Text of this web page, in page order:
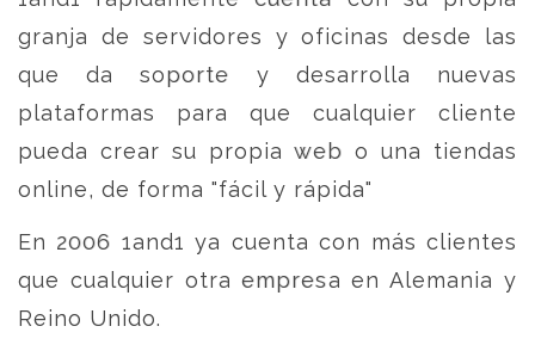
granja de servidores y oficinas desde las
que da soporte y desarrolla nuevas
plataformas para que cualquier cliente
pueda crear su propia web o una tiendas
online, de forma "fácil y rápida"
En 2006 1and1 ya cuenta con más clientes
que cualquier otra empresa en Alemania y
Reino Unido.